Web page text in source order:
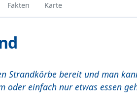
Fakten Karte
Strandkörbe bereit und man
oder einfach nur etwas essen